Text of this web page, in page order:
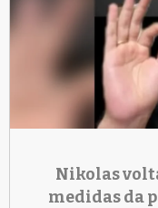
Nikolas
medidas da